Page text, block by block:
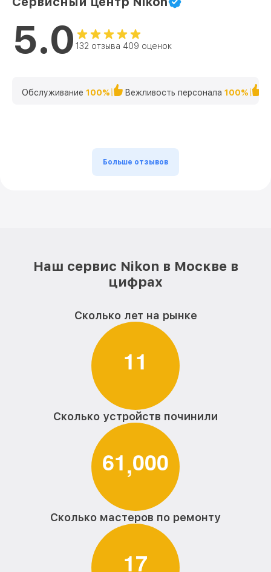
DX Nikkor Nikon
5.0 132 отзыва 409 оценок
Обслуживание 100% Вежливость персонала 100%
Больше отзывов
Наш сервис Nikon в Москве в
цифрах
Сколько лет на рынке
11
Сколько устройств починили
61,000
Сколько мастеров по ремонту
17